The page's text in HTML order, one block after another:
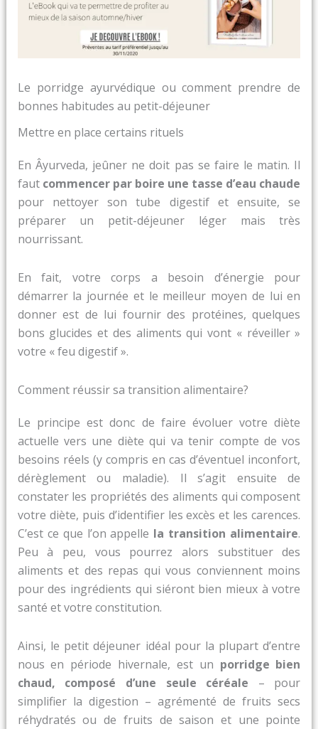
Le porridge ayurvédique ou comment prendre de
bonnes habitudes au petit-déjeuner
Mettre en place certains rituels
En Âyurveda, jeûner ne doit pas se faire le matin. Il
faut commencer par boire une tasse d’eau chaude
pour nettoyer son tube digestif et ensuite, se
préparer un petit-déjeuner léger mais très
nourrissant.
En fait, votre corps a besoin d’énergie pour
démarrer la journée et le meilleur moyen de lui en
donner est de lui fournir des protéines, quelques
bons glucides et des aliments qui vont « réveiller »
votre « feu digestif ».
Comment réussir sa transition alimentaire?
Le principe est donc de faire évoluer votre diète
actuelle vers une diète qui va tenir compte de vos
besoins réels (y compris en cas d’éventuel inconfort,
dérèglement ou maladie). Il s’agit ensuite de
constater les propriétés des aliments qui composent
votre diète, puis d’identifier les excès et les carences.
C’est ce que l’on appelle la transition alimentaire.
Peu à peu, vous pourrez alors substituer des
aliments et des repas qui vous conviennent moins
pour des ingrédients qui siéront bien mieux à votre
santé et votre constitution.
Ainsi, le petit déjeuner idéal pour la plupart d’entre
nous en période hivernale, est un porridge bien
chaud, composé d’une seule céréale – pour
simplifier la digestion – agrémenté de fruits secs
réhydratés ou de fruits de saison et une pointe